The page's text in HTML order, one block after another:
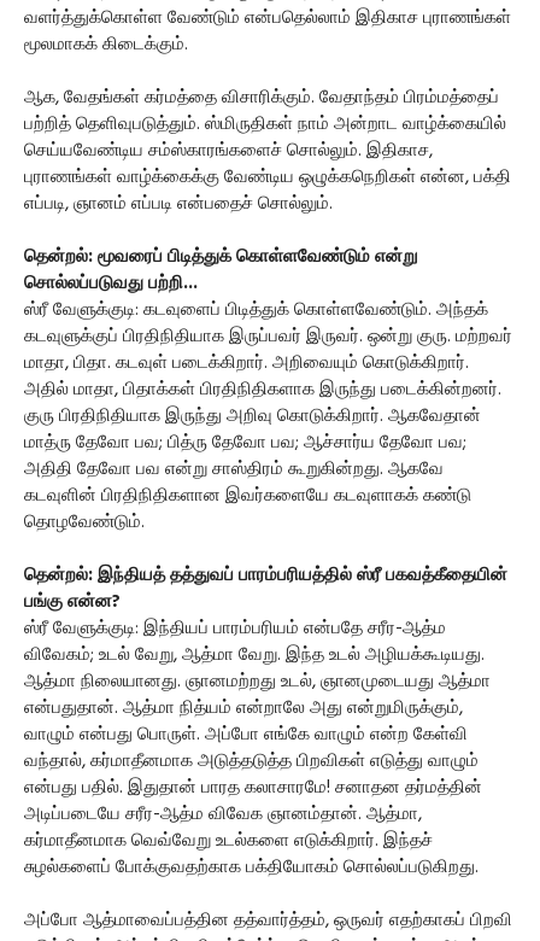
வளர்த்துக்கொள்ள வேண்டும் என்பதெல்லாம் இதிகாச புராணங்கள்
மூலமாகக் கிடைக்கும்.
ஆக, வேதங்கள் கர்மத்தை விசாரிக்கும். வேதாந்தம் பிரம்மத்தைப்
பற்றித் தெளிவுபடுத்தும். ஸ்மிருதிகள் நாம் அன்றாட வாழ்க்கையில்
செய்யவேண்டிய சம்ஸ்காரங்களைச் சொல்லும். இதிகாச,
புராணங்கள் வாழ்க்கைக்கு வேண்டிய ஒழுக்கநெறிகள் என்ன, பக்தி
எப்படி, ஞானம் எப்படி என்பதைச் சொல்லும்.
தென்றல்: மூவரைப் பிடித்துக் கொள்ளவேண்டும் என்று
சொல்லப்படுவது பற்றி...
ஸ்ரீ வேளுக்குடி: கடவுளைப் பிடித்துக் கொள்ளவேண்டும். அந்தக்
கடவுளுக்குப் பிரதிநிதியாக இருப்பவர் இருவர். ஒன்று குரு. மற்றவர்
மாதா, பிதா. கடவுள் படைக்கிறார். அறிவையும் கொடுக்கிறார்.
அதில் மாதா, பிதாக்கள் பிரதிநிதிகளாக இருந்து படைக்கின்றனர்.
குரு பிரதிநிதியாக இருந்து அறிவு கொடுக்கிறார். ஆகவேதான்
மாத்ரு தேவோ பவ; பித்ரு தேவோ பவ; ஆச்சார்ய தேவோ பவ;
அதிதி தேவோ பவ என்று சாஸ்திரம் கூறுகின்றது. ஆகவே
கடவுளின் பிரதிநிதிகளான இவர்களையே கடவுளாகக் கண்டு
தொழவேண்டும்.
தென்றல்: இந்தியத் தத்துவப் பாரம்பரியத்தில் ஸ்ரீ பகவத்கீதையின்
பங்கு என்ன?
ஸ்ரீ வேளுக்குடி: இந்தியப் பாரம்பரியம் என்பதே சரீர-ஆத்ம
விவேகம்; உடல் வேறு, ஆத்மா வேறு. இந்த உடல் அழியக்கூடியது.
ஆத்மா நிலையானது. ஞானமற்றது உடல், ஞானமுடையது ஆத்மா
என்பதுதான். ஆத்மா நித்யம் என்றாலே அது என்றுமிருக்கும்,
வாழும் என்பது பொருள். அப்போ எங்கே வாழும் என்ற கேள்வி
வந்தால், கர்மாதீனமாக அடுத்தடுத்த பிறவிகள் எடுத்து வாழும்
என்பது பதில். இதுதான் பாரத கலாசாரமே! சனாதன தர்மத்தின்
அடிப்படையே சரீர-ஆத்ம விவேக ஞானம்தான். ஆத்மா,
கர்மாதீனமாக வெவ்வேறு உடல்களை எடுக்கிறார். இந்தச்
சுழல்களைப் போக்குவதற்காக பக்தியோகம் சொல்லப்படுகிறது.
அப்போ ஆத்மாவைப்பத்தின தத்வார்த்தம், ஒருவர் எதற்காகப் பிறவி